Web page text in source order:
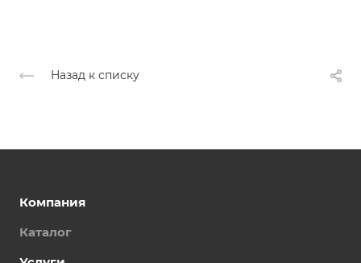
Назад к списку
Компания
Каталог